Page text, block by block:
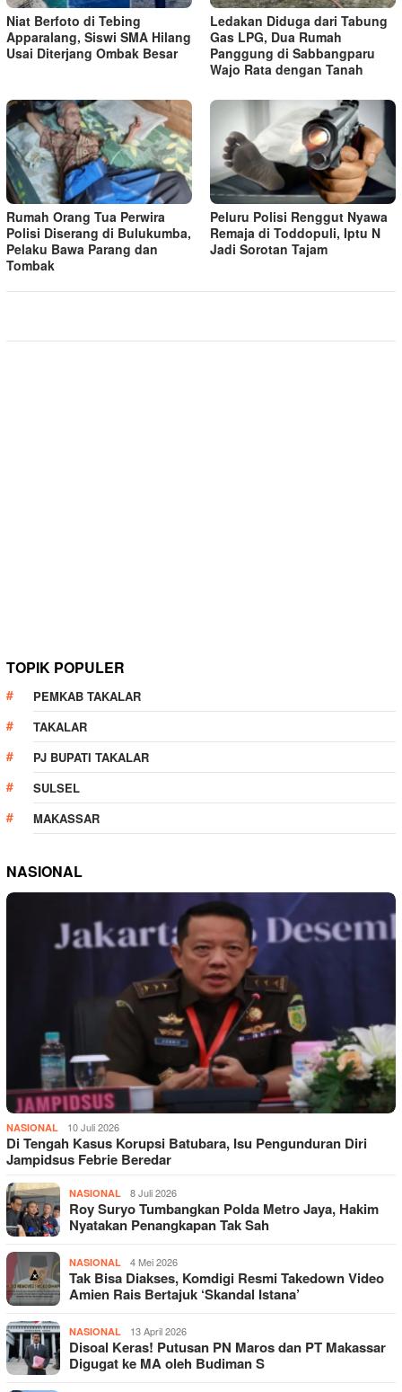
Niat Berfoto di Tebing
Apparalang, Siswi SMA Hilang
Usai Diterjang Ombak Besar
Ledakan Diduga dari Tabung
Gas LPG, Dua Rumah
Panggung di Sabbangparu
Wajo Rata dengan Tanah
Rumah Orang Tua Perwira
Polisi Diserang di Bulukumba,
Pelaku Bawa Parang dan
Tombak
Peluru Polisi Renggut Nyawa
Remaja di Toddopuli, Iptu N
Jadi Sorotan Tajam
TOPIK POPULER
PEMKAB TAKALAR
TAKALAR
PJ BUPATI TAKALAR
SULSEL
MAKASSAR
NASIONAL
NASIONAL 10 Juli 2026
Di Tengah Kasus Korupsi Batubara, Isu Pengunduran Diri
Jampidsus Febrie Beredar
NASIONAL 8 Juli 2026
Roy Suryo Tumbangkan Polda Metro Jaya, Hakim
Nyatakan Penangkapan Tak Sah
NASIONAL 4 Mei 2026
Tak Bisa Diakses, Komdigi Resmi Takedown Video
Amien Rais Bertajuk ‘Skandal Istana’
NASIONAL 13 April 2026
Disoal Keras! Putusan PN Maros dan PT Makassar
Digugat ke MA oleh Budiman S